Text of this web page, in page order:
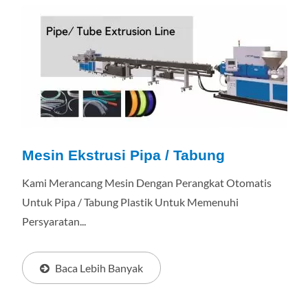
Mesin Ekstrusi Pipa / Tabung
Kami Merancang Mesin Dengan Perangkat Otomatis
Untuk Pipa / Tabung Plastik Untuk Memenuhi
Persyaratan...
Baca Lebih Banyak